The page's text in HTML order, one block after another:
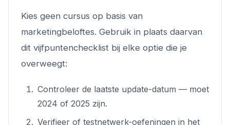
Kies geen cursus op basis van
marketingbeloftes. Gebruik in plaats daarvan
dit vijfpuntenchecklist bij elke optie die je
overweegt:
Controleer de laatste update-datum — moet
2024 of 2025 zijn.
Verifieer of testnetwerk-oefeningen in het